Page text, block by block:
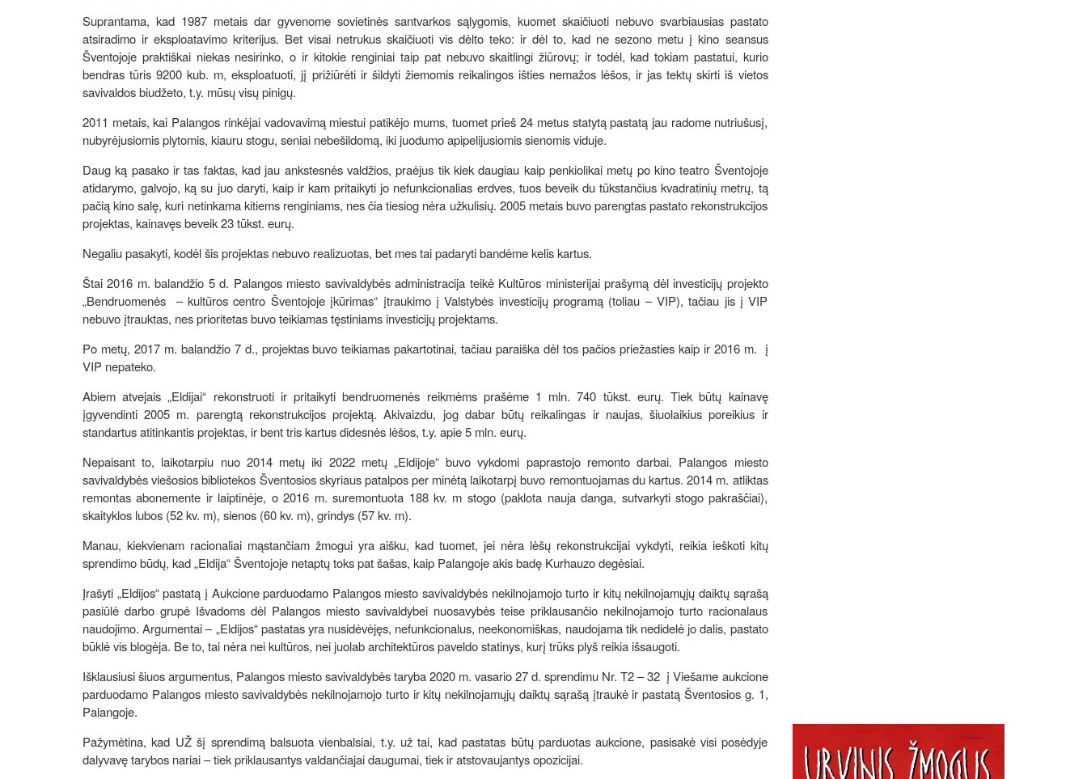
Suprantama, kad 1987 metais dar gyvenome sovietinės santvarkos sąlygomis, kuomet skaičiuoti nebuvo svarbiausias pastato
atsiradimo ir eksploatavimo kriterijus. Bet visai netrukus skaičiuoti vis dėlto teko: ir dėl to, kad ne sezono metu į kino seansus
Šventojoje praktiškai niekas nesirinko, o ir kitokie renginiai taip pat nebuvo skaitlingi žiūrovų; ir todėl, kad tokiam pastatui, kurio
bendras tūris 9200 kub. m, eksploatuoti, jį prižiūrėti ir šildyti žiemomis reikalingos išties nemažos lėšos, ir jas tektų skirti iš vietos
savivaldos biudžeto, t.y. mūsų visų pinigų.
2011 metais, kai Palangos rinkėjai vadovavimą miestui patikėjo mums, tuomet prieš 24 metus statytą pastatą jau radome nutriušusį,
nubyrėjusiomis plytomis, kiauru stogu, seniai nebešildomą, iki juodumo apipelijusiomis sienomis viduje.
Daug ką pasako ir tas faktas, kad jau ankstesnės valdžios, praėjus tik kiek daugiau kaip penkiolikai metų po kino teatro Šventojoje
atidarymo, galvojo, ką su juo daryti, kaip ir kam pritaikyti jo nefunkcionalias erdves, tuos beveik du tūkstančius kvadratinių metrų, tą
pačią kino salę, kuri netinkama kitiems renginiams, nes čia tiesiog nėra užkulisių. 2005 metais buvo parengtas pastato rekonstrukcijos
projektas, kainavęs beveik 23 tūkst. eurų.
Negaliu pasakyti, kodėl šis projektas nebuvo realizuotas, bet mes tai padaryti bandėme kelis kartus.
Štai 2016 m. balandžio 5 d. Palangos miesto savivaldybės administracija teikė Kultūros ministerijai prašymą dėl investicijų projekto
„Bendruomenės – kultūros centro Šventojoje įkūrimas“ įtraukimo į Valstybės investicijų programą (toliau – VIP), tačiau jis į VIP
nebuvo įtrauktas, nes prioritetas buvo teikiamas tęstiniams investicijų projektams.
Po metų, 2017 m. balandžio 7 d., projektas buvo teikiamas pakartotinai, tačiau paraiška dėl tos pačios priežasties kaip ir 2016 m. į
VIP nepateko.
Abiem atvejais „Eldijai“ rekonstruoti ir pritaikyti bendruomenės reikmėms prašėme 1 mln. 740 tūkst. eurų. Tiek būtų kainavę
įgyvendinti 2005 m. parengtą rekonstrukcijos projektą. Akivaizdu, jog dabar būtų reikalingas ir naujas, šiuolaikius poreikius ir
standartus atitinkantis projektas, ir bent tris kartus didesnės lėšos, t.y. apie 5 mln. eurų.
Nepaisant to, laikotarpiu nuo 2014 metų iki 2022 metų „Eldijoje“ buvo vykdomi paprastojo remonto darbai. Palangos miesto
savivaldybės viešosios bibliotekos Šventosios skyriaus patalpos per minėtą laikotarpį buvo remontuojamas du kartus. 2014 m. atliktas
remontas abonemente ir laiptinėje, o 2016 m. suremontuota 188 kv. m stogo (paklota nauja danga, sutvarkyti stogo pakraščiai),
skaityklos lubos (52 kv. m), sienos (60 kv. m), grindys (57 kv. m).
Manau, kiekvienam racionaliai mąstančiam žmogui yra aišku, kad tuomet, jei nėra lėšų rekonstrukcijai vykdyti, reikia ieškoti kitų
sprendimo būdų, kad „Eldija“ Šventojoje netaptų toks pat šašas, kaip Palangoje akis badę Kurhauzo degėsiai.
Įrašyti „Eldijos“ pastatą į Aukcione parduodamo Palangos miesto savivaldybės nekilnojamojo turto ir kitų nekilnojamųjų daiktų sąrašą
pasiūlė darbo grupė Išvadoms dėl Palangos miesto savivaldybei nuosavybės teise priklausančio nekilnojamojo turto racionalaus
naudojimo. Argumentai – „Eldijos“ pastatas yra nusidėvėjęs, nefunkcionalus, neekonomiškas, naudojama tik nedidelė jo dalis, pastato
būklė vis blogėja. Be to, tai nėra nei kultūros, nei juolab architektūros paveldo statinys, kurį trūks plyš reikia išsaugoti.
Išklausiusi šiuos argumentus, Palangos miesto savivaldybės taryba 2020 m. vasario 27 d. sprendimu Nr. T2 – 32 į Viešame aukcione
parduodamo Palangos miesto savivaldybės nekilnojamojo turto ir kitų nekilnojamųjų daiktų sąrašą įtraukė ir pastatą Šventosios g. 1,
Palangoje.
Pažymėtina, kad UŽ šį sprendimą balsuota vienbalsiai, t.y. už tai, kad pastatas būtų parduotas aukcione, pasisakė visi posėdyje
dalyvavę tarybos nariai – tiek priklausantys valdančiajai daugumai, tiek ir atstovaujantys opozicijai.